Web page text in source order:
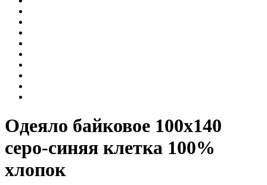
Одеяло байковое 100х140
серо-синяя клетка 100%
хлопок